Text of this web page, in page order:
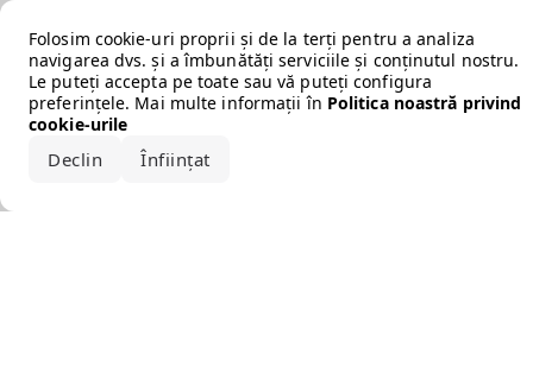
Folosim cookie-uri proprii și de la terți pentru a analiza
navigarea dvs. și a îmbunătăți serviciile și conținutul nostru.
Le puteți accepta pe toate sau vă puteți configura
preferințele. Mai multe informații în Politica noastră privind
cookie-urile
Declin Înființat
Error loading the brand